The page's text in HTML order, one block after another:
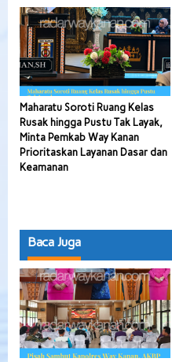
Maharatu Soroti Ruang Kelas
Rusak hingga Pustu Tak Layak,
Minta Pemkab Way Kanan
Prioritaskan Layanan Dasar dan
Keamanan
Baca Juga